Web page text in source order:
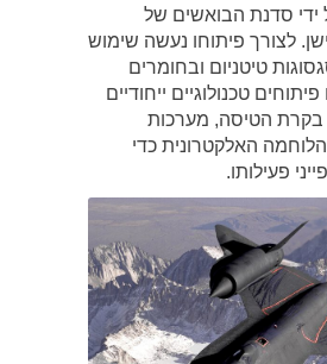
סדנת הבואשים של
לצורך פיתוחו נעשה שימוש
טיטניום ובחומרים
טכנולוגיים ייחודיים
בקרת הטיסה, מערכות
האלקטרונית כדי
פעילותו.